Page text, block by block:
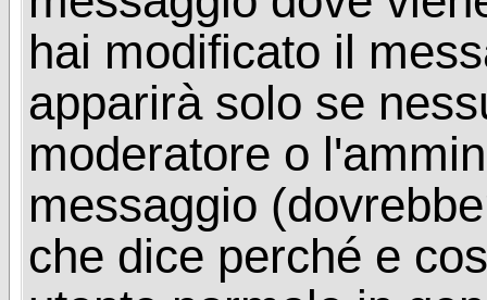
hai modificato il
apparirà solo se
moderatore o
messaggio
che dice perché e